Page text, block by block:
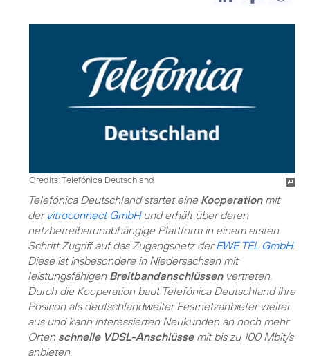
Credits: Telefónica Deutschland
Telefónica Deutschland startet eine Kooperationmit
der vitroconnect GmbHund erhält über deren
netzbetreiberunabhängige Plattform in einem ersten
Schritt Zugriff auf das Zugangsnetz derEWE TEL GmbH.
Diese ist insbesondere in Niedersachsen mit
leistungsfähigen Breitbandanschlüssenvertreten.
Durch die Kooperation baut Telefónica Deutschland ihre
Position als deutschlandweiter Festnetzanbieter weiter
aus und kann interessierten Neukunden an noch mehr
Orten schnelle VDSL-Anschlüssemit bis zu 100 Mbit/s
anbieten.